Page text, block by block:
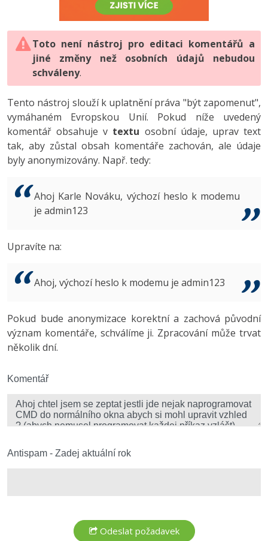
HTML5, CSS3, Bootstrap, SEO
SQL a databáze
Testování a verzování
UML a návrhové vzory
React
Spring
ASP.NET MVC
Best practices
PHP
JavaScript
Python
HTML / CSS
UML a návrhové vzory
MySQL/MariaDB
MS-SQL
Vývojář mobilních aplikací
C# Game developer
Tester
Systémový administrátor
3D grafik
Copywriter
WordPress specialista
-80%
JavaScript -80%
PHP -80%
Swift -80%
Kotlin -80%
VB.NET
Algoritmy -41%
Umělá inteligence (AI) -10%
Fórum
Digitální gramotnost
Marketing
WordPress
SEO
UX
Business
Copywriting
Windows
Kybernetická bezpečnost
Photoshop -80%
Adobe Illustrator -80%
Adobe Lightroom
Adobe XD
Adobe InDesign -25%
Adobe After Effects
Inkscape
Fórum
Toto není nástroj pro editaci komentářů a
jiné změny než osobních údajů nebudou
schváleny.
Tento nástroj slouží k uplatnění práva "být zapomenut",
vymáhaném Evropskou Unií. Pokud níže uvedený
komentář obsahuje v textu osobní údaje, uprav text
tak, aby zůstal obsah komentáře zachován, ale údaje
byly anonymizovány. Např. tedy:
Ahoj Karle Nováku, výchozí heslo k modemu
je admin123
Upravíte na:
Ahoj, výchozí heslo k modemu je admin123
Pokud bude anonymizace korektní a zachová původní
význam komentáře, schválíme ji. Zpracování může trvat
několik dní.
Komentář
Antispam - Zadej aktuální rok